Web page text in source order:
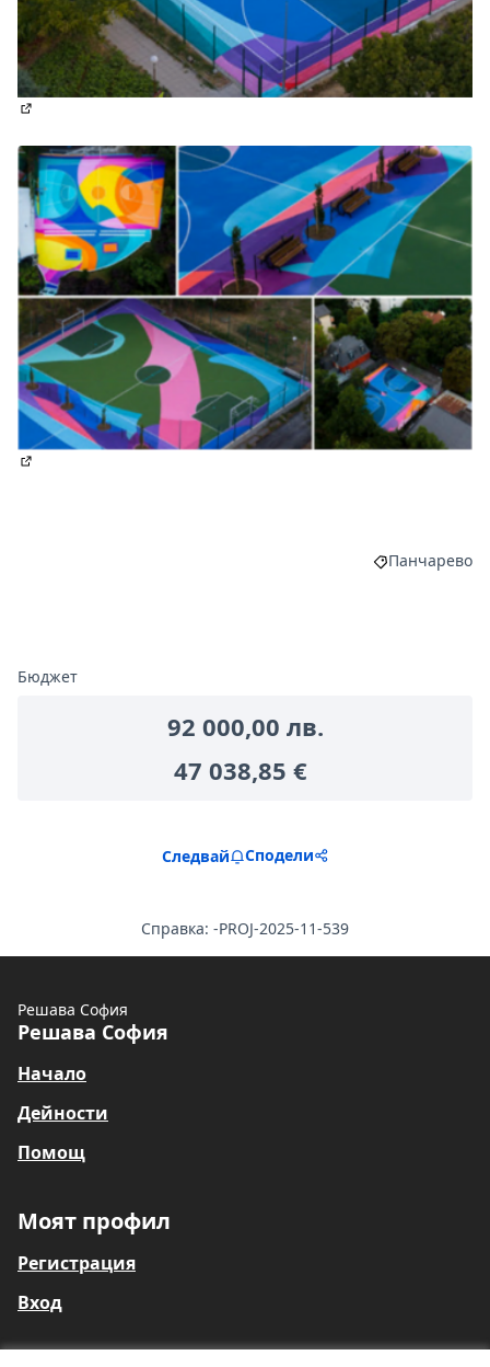
Филтриране
Панчарево
Бюджет
92 000,00 лв.
47 038,85 €
Следвай Сподели
Справка: -PROJ-2025-11-539
Решава София
Решава София
Начало
Дейности
Помощ
Моят профил
Регистрация
Вход